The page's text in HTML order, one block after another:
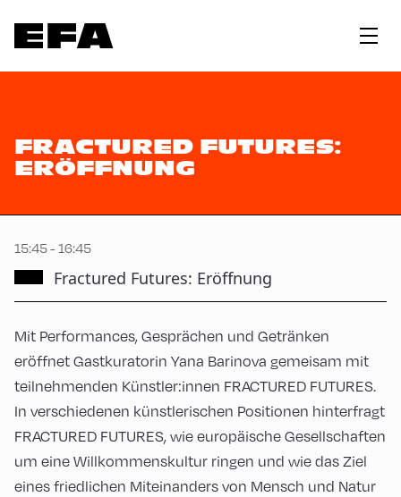
FRACTURED FUTURES:
ERÖFFNUNG
15:45 - 16:45
Fractured Futures: Eröffnung
Mit Performances, Gesprächen und Getränken
eröffnet Gastkuratorin Yana Barinova gemeisam mit
teilnehmenden Künstler:innen FRACTURED FUTURES.
In verschiedenen künstlerischen Positionen hinterfragt
FRACTURED FUTURES, wie europäische Gesellschaften
um eine Willkommenskultur ringen und wie das Ziel
eines friedlichen Miteinanders von Mensch und Natur